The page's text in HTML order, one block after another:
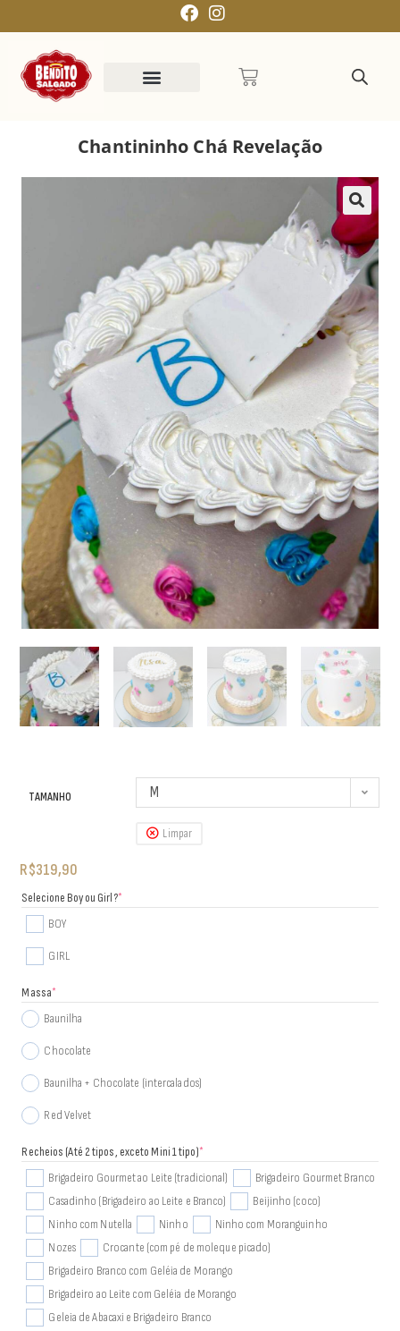
Chantininho Chá Revelação
TAMANHO M
Limpar
R$319,90
Selecione Boy ou Girl?*
BOY
GIRL
Massa*
Baunilha
Chocolate
Baunilha + Chocolate (intercalados)
Red Velvet
Recheios (Até 2 tipos, exceto Mini 1 tipo)*
Brigadeiro Gourmet ao Leite (tradicional)
Brigadeiro Gourmet Branco
Casadinho (Brigadeiro ao Leite e Branco)
Beijinho (coco)
Ninho com Nutella
Ninho
Ninho com Moranguinho
Nozes
Crocante (com pé de moleque picado)
Brigadeiro Branco com Geléia de Morango
Brigadeiro ao Leite com Geléia de Morango
Geleia de Abacaxi e Brigadeiro Branco